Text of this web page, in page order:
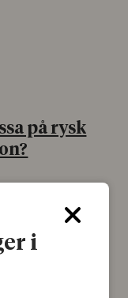
på rysk
att tro på
mer mottagliga
Det visar en studie
med deltagare i fyra
i